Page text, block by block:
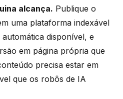
alcança. Publique o
uma plataforma indexável
disponível, e
em página própria que
precisa estar em
que os robôs de IA